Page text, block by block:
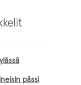
pässi